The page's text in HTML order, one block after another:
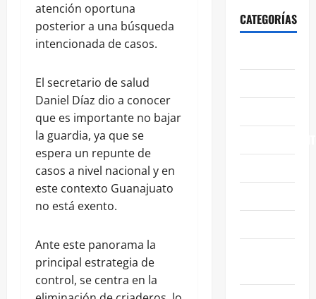
atención oportuna
posterior a una búsqueda
intencionada de casos.
El secretario de salud
Daniel Díaz dio a conocer
que es importante no bajar
la guardia, ya que se
espera un repunte de
casos a nivel nacional y en
este contexto Guanajuato
no está exento.
Ante este panorama la
principal estrategia de
control, se centra en la
CATEGORÍAS